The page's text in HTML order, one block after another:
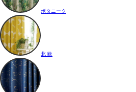
ボタニーク
北 欧